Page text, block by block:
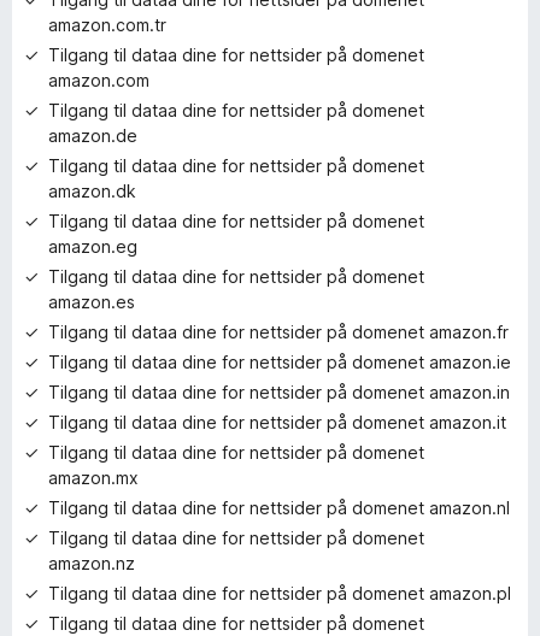
amazon.com.tr
Tilgang til dataa dine for nettsider på domenet
amazon.com
Tilgang til dataa dine for nettsider på domenet
amazon.de
Tilgang til dataa dine for nettsider på domenet
amazon.dk
Tilgang til dataa dine for nettsider på domenet
amazon.eg
Tilgang til dataa dine for nettsider på domenet
amazon.es
Tilgang til dataa dine for nettsider på domenet amazon.fr
Tilgang til dataa dine for nettsider på domenet amazon.ie
Tilgang til dataa dine for nettsider på domenet amazon.in
Tilgang til dataa dine for nettsider på domenet amazon.it
Tilgang til dataa dine for nettsider på domenet
amazon.mx
Tilgang til dataa dine for nettsider på domenet amazon.nl
Tilgang til dataa dine for nettsider på domenet
amazon.nz
Tilgang til dataa dine for nettsider på domenet amazon.pl
Tilgang til dataa dine for nettsider på domenet